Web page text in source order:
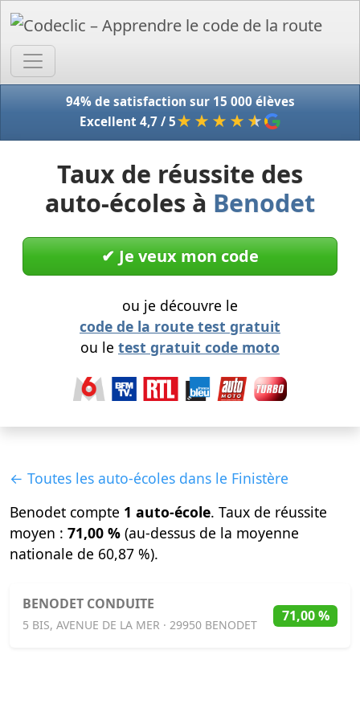
94% de satisfaction sur 15 000 élèves
Excellent 4,7 / 5★★★★ ★
Taux de réussite des
auto-écoles à Benodet
✔︎ Je veux mon code
ou je découvre le
code de la route test gratuit
ou le test gratuit code moto
← Toutes les auto-écoles dans le Finistère
Benodet compte 1 auto-école. Taux de réussite
moyen : 71,00 % (au-dessus de la moyenne
nationale de 60,87 %).
BENODET CONDUITE
5 BIS, AVENUE DE LA MER · 29950 BENODET
71,00 %